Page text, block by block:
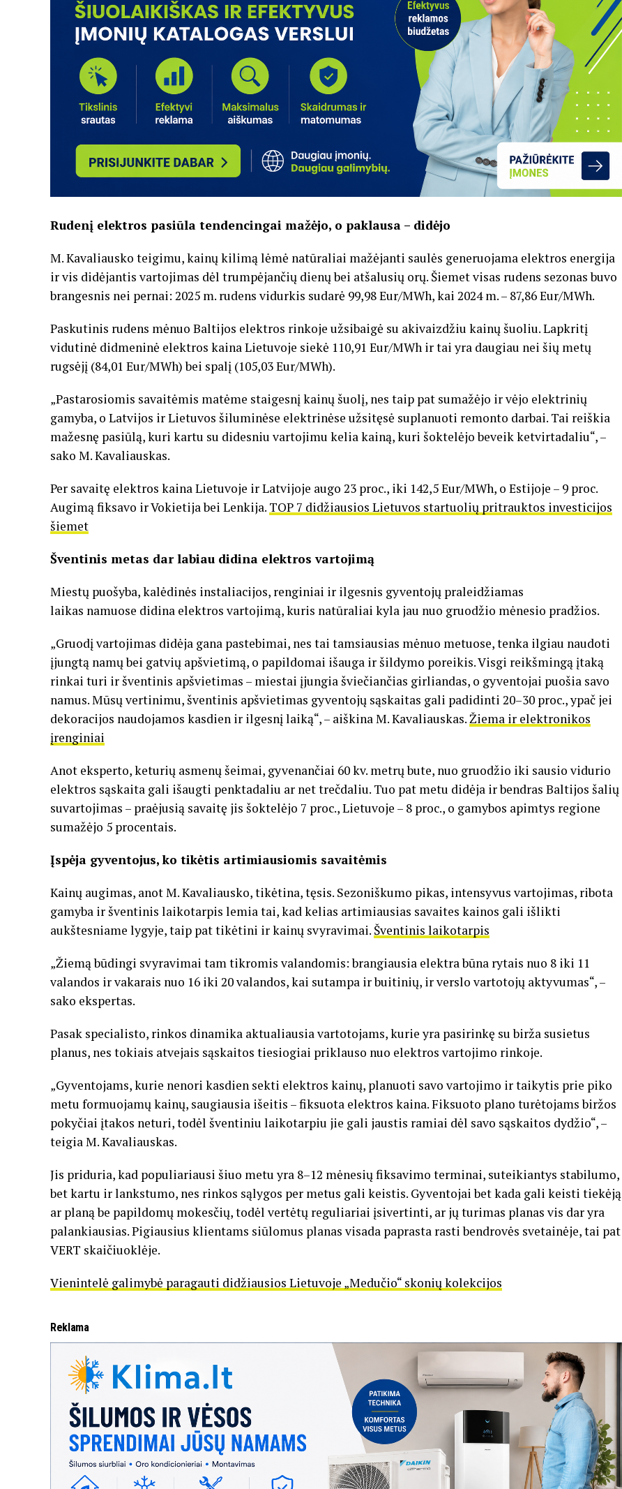
Rudenį elektros pasiūla tendencingai mažėjo, o paklausa – didėjo
M. Kavaliausko teigimu, kainų kilimą lėmė natūraliai mažėjanti saulės generuojama elektros energija
ir vis didėjantis vartojimas dėl trumpėjančių dienų bei atšalusių orų. Šiemet visas rudens sezonas buvo
brangesnis nei pernai: 2025 m. rudens vidurkis sudarė 99,98 Eur/MWh, kai 2024 m. – 87,86 Eur/MWh.
Paskutinis rudens mėnuo Baltijos elektros rinkoje užsibaigė su akivaizdžiu kainų šuoliu. Lapkritį
vidutinė didmeninė elektros kaina Lietuvoje siekė 110,91 Eur/MWh ir tai yra daugiau nei šių metų
rugsėjį (84,01 Eur/MWh) bei spalį (105,03 Eur/MWh).
„Pastarosiomis savaitėmis matėme staigesnį kainų šuolį, nes taip pat sumažėjo ir vėjo elektrinių
gamyba, o Latvijos ir Lietuvos šiluminėse elektrinėse užsitęsė suplanuoti remonto darbai. Tai reiškia
mažesnę pasiūlą, kuri kartu su didesniu vartojimu kelia kainą, kuri šoktelėjo beveik ketvirtadaliu“, –
sako M. Kavaliauskas.
Per savaitę elektros kaina Lietuvoje ir Latvijoje augo 23 proc., iki 142,5 Eur/MWh, o Estijoje – 9 proc.
Augimą fiksavo ir Vokietija bei Lenkija. TOP 7 didžiausios Lietuvos startuolių pritrauktos investicijos
šiemet
Šventinis metas dar labiau didina elektros vartojimą
Miestų puošyba, kalėdinės instaliacijos, renginiai ir ilgesnis gyventojų praleidžiamas
laikas namuose didina elektros vartojimą, kuris natūraliai kyla jau nuo gruodžio mėnesio pradžios.
„Gruodį vartojimas didėja gana pastebimai, nes tai tamsiausias mėnuo metuose, tenka ilgiau naudoti
įjungtą namų bei gatvių apšvietimą, o papildomai išauga ir šildymo poreikis. Visgi reikšmingą įtaką
rinkai turi ir šventinis apšvietimas – miestai įjungia šviečiančias girliandas, o gyventojai puošia savo
namus. Mūsų vertinimu, šventinis apšvietimas gyventojų sąskaitas gali padidinti 20–30 proc., ypač jei
dekoracijos naudojamos kasdien ir ilgesnį laiką“, – aiškina M. Kavaliauskas.Žiema ir elektronikos
įrenginiai
Anot eksperto, keturių asmenų šeimai, gyvenančiai 60 kv. metrų bute, nuo gruodžio iki sausio vidurio
elektros sąskaita gali išaugti penktadaliu ar net trečdaliu. Tuo pat metu didėja ir bendras Baltijos šalių
suvartojimas – praėjusią savaitę jis šoktelėjo 7 proc., Lietuvoje – 8 proc., o gamybos apimtys regione
sumažėjo 5 procentais.
Įspėja gyventojus, ko tikėtis artimiausiomis savaitėmis
Kainų augimas, anot M. Kavaliausko, tikėtina, tęsis. Sezoniškumo pikas, intensyvus vartojimas, ribota
gamyba ir šventinis laikotarpis lemia tai, kad kelias artimiausias savaites kainos gali išlikti
aukštesniame lygyje, taip pat tikėtini ir kainų svyravimai. Šventinis laikotarpis
„Žiemą būdingi svyravimai tam tikromis valandomis: brangiausia elektra būna rytais nuo 8 iki 11
valandos ir vakarais nuo 16 iki 20 valandos, kai sutampa ir buitinių, ir verslo vartotojų aktyvumas“, –
sako ekspertas.
Pasak specialisto, rinkos dinamika aktualiausia vartotojams, kurie yra pasirinkę su birža susietus
planus, nes tokiais atvejais sąskaitos tiesiogiai priklauso nuo elektros vartojimo rinkoje.
„Gyventojams, kurie nenori kasdien sekti elektros kainų, planuoti savo vartojimo ir taikytis prie piko
metu formuojamų kainų, saugiausia išeitis – fiksuota elektros kaina. Fiksuoto plano turėtojams biržos
pokyčiai įtakos neturi, todėl šventiniu laikotarpiu jie gali jaustis ramiai dėl savo sąskaitos dydžio“, –
teigia M. Kavaliauskas.
Jis priduria, kad populiariausi šiuo metu yra 8–12 mėnesių fiksavimo terminai, suteikiantys stabilumo,
bet kartu ir lankstumo, nes rinkos sąlygos per metus gali keistis. Gyventojai bet kada gali keisti tiekėją
ar planą be papildomų mokesčių, todėl vertėtų reguliariai įsivertinti, ar jų turimas planas vis dar yra
palankiausias. Pigiausius klientams siūlomus planas visada paprasta rasti bendrovės svetainėje, tai pat
VERT skaičiuoklėje.
Vienintelė galimybė paragauti didžiausios Lietuvoje „Medučio“ skonių kolekcijos
Reklama